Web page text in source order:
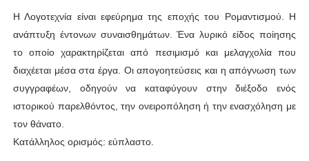
Η Λογοτεχνία είναι εφεύρημα της εποχής του Ρομαντισμού. Η
ανάπτυξη έντονων συναισθημάτων. Ένα λυρικό είδος ποίησης
το οποίο χαρακτηρίζεται από πεσιμισμό και μελαγχολία που
διαχέεται μέσα στα έργα. Οι απογοητεύσεις και η απόγνωση των
συγγραφέων, οδηγούν να καταφύγουν στην διέξοδο ενός
ιστορικού παρελθόντος, την ονειροπόληση ή την ενασχόληση με
τον θάνατο.
Κατάλληλος ορισμός: εύπλαστο.